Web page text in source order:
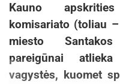
Kauno
komisariato (toliau
miesto
pareigūnai
vagystės, kuomet